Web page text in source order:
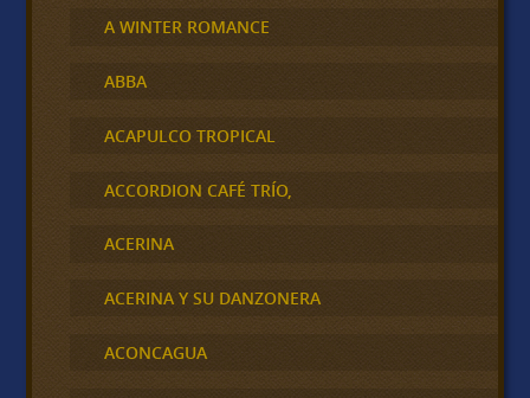
A WINTER ROMANCE
ABBA
ACAPULCO TROPICAL
ACCORDION CAFÉ TRÍO,
ACERINA
ACERINA Y SU DANZONERA
ACONCAGUA